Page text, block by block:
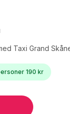
Taxi Grand
190 kr